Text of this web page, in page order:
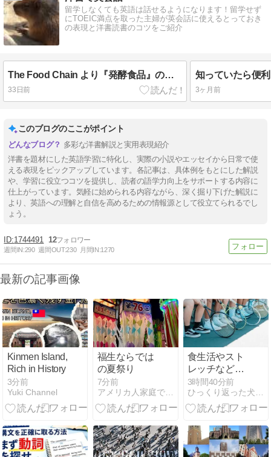
留学しなくても英語は話せるようになります！留学せず
にTOEIC満点を取った主婦が英会話に使えるとっておき
の表現と洋書読書のコツをご紹介
The Food Chain より『発酵食品』の話① readyを使った表現
33日前 3ヶ月前
このブログのここがポイント
多彩な洋書解説と実用表現紹介
洋書を題材にした英語学習に特化し、実際の小説やエッセイから日常で使
える表現をピックアップしています。各記事は、具体例をもとにした解説
や、学習に役立つコツを提供し、読者の語学力向上をサポートする内容に
仕上がっています。気軽に始められる内容ながら、深く掘り下げた解説に
より、英語への理解と自信を高めるための情報源として役立てられるでし
ょう。
1744491 12
週間IN:290 週間OUT:230 月間IN:1270
最新の記事画像
Kinmen Island,
Rich in History
3分前
Yuki Channel
福生ならでは
の夏祭り
7分前
アメリカ人家庭で英会話
食生活やスト
レッチなどで
目の下の黒ず
みをなくす方
法
3時間40分前